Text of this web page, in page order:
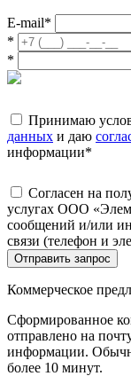
E-mail*
*
*
Принимаю
данных и даю
информации*
Согласен на
услугах ООО
сообщений и/или
связи (телефон и
Отправить запрос
Коммерческое
Сформированное
отправлено на
информации.
более 10 минут.